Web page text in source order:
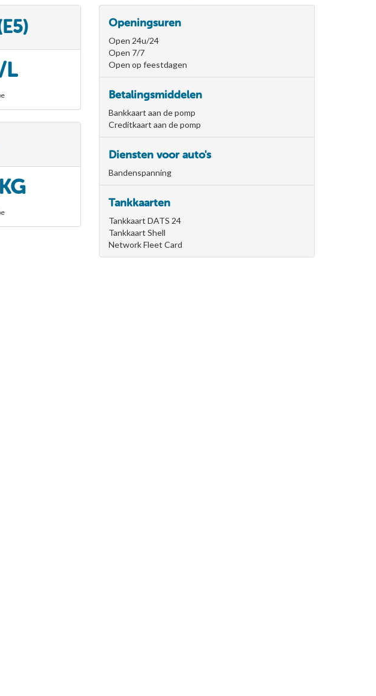
L
Openingsuren
Open 24u/24
Open 7/7
Open op feestdagen
Betalingsmiddelen
Bankkaart aan de pomp
Creditkaart aan de pomp
Diensten voor auto's
Bandenspanning
Tankkaarten
Tankkaart DATS 24
Tankkaart Shell
Network Fleet Card